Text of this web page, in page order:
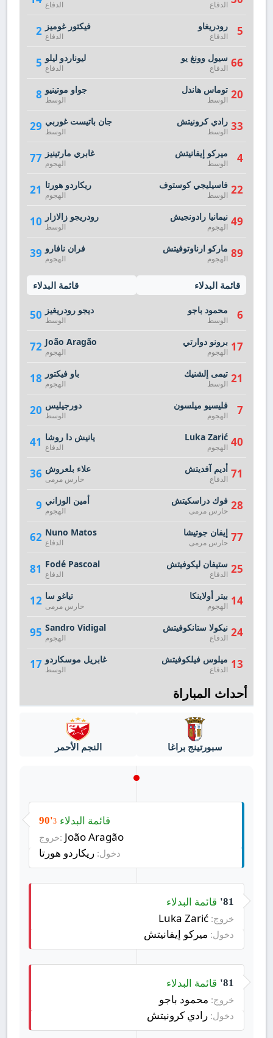
الدفاع
2 فيكتور غوميز
الدفاع
5 ليوناردو ليلو
الدفاع
8 جواو موتينيو
الوسط
29 جان باتيست غوربي
الوسط
77 غابري مارتينيز
الهجوم
21 ريكاردو هورتا
الهجوم
10 رودريجو زالازار
الوسط
39 فران نافارو
الهجوم
قائمة البدلاء
50 ديجو رودريغيز
الوسط
72 João Aragão
الهجوم
18 باو فيكتور
الهجوم
20 دورجيليس
الوسط
41 يانيش دا روشا
الدفاع
36 علاء بلعروش
حارس مرمى
9 أمين الوزاني
الهجوم
62 Nuno Matos
الدفاع
81 Fodé Pascoal
الدفاع
12 تياغو سا
حارس مرمى
95 Sandro Vidigal
الهجوم
17 غابريل موسكاردو
الوسط
الدفاع
5 رودريغاو
الدفاع
66 سيول وونغ يو
الدفاع
20 توماس هاندل
الوسط
33 رادي كرونيتش
الوسط
4 ميركو إيفانيتش
الوسط
22 فاسيليجي كوستوف
الوسط
49 نيمانيا رادونجيش
الهجوم
89 ماركو ارناوتوفيتش
الهجوم
قائمة البدلاء
6 محمود باجو
الوسط
17 برونو دوارتي
الهجوم
21 تيمى إلشنيك
الوسط
7 فليسيو ميلسون
الهجوم
40
Luka Zarić
الهجوم
71 أديم آفديتش
الدفاع
28 فوك دراسكيتش
حارس مرمى
77 إيفان جوتيشا
حارس مرمى
25 ستيفان ليكوفيتش
الدفاع
14 بيتر أولاينكا
الهجوم
24 نيكولا ستانكوفيتش
الدفاع
13 ميلوس فيلكوفيتش
الدفاع
أحداث المباراة
سبورتينج براغا النجم الأحمر
90'3 قائمة البدلاء
خروج: João Aragão
دخول: ريكاردو هورتا
81' قائمة البدلاء
خروج:
دخول: ميركو إيفانيتش
81' قائمة البدلاء
خروج: محمود باجو
دخول: رادي كرونيتش